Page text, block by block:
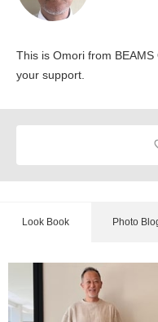
This is Omori from
your support.
Look Book Photo